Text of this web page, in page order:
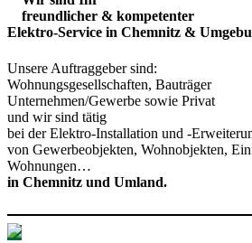
freundlicher & kompetenter
Elektro-Service in Chemnitz &
Unsere Auftraggeber sind:
Wohnungsgesellschaften, Bauträger
Unternehmen/Gewerbe sowie Privat
und wir sind tätig
bei der Elektro-Installation und -
von Gewerbeobjekten, Wohnobjekten,
Wohnungen…
in Chemnitz und Umland.